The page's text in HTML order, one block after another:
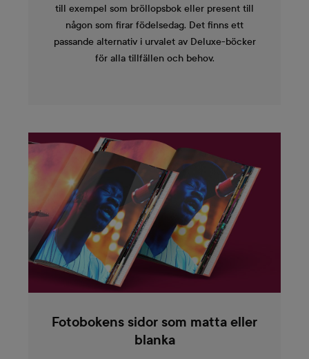
till exempel som bröllopsbok eller present till
någon som firar födelsedag. Det finns ett
passande alternativ i urvalet av Deluxe-böcker
för alla tillfällen och behov.
Fotobokens sidor som matta eller
blanka